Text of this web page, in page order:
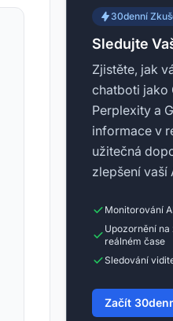
30denní
Sledujte
Zjistěte, jak
chatboti jako
Perplexity a
informace v
užitečná
zlepšení vaší
Monitorování
Upozornění
reálném čase
Sledování
Začít